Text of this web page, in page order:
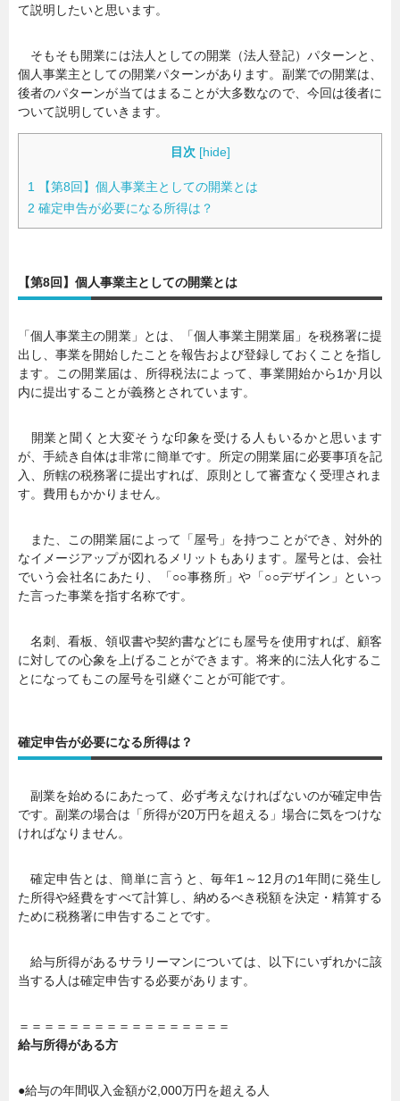
て説明したいと思います。
そもそも開業には法人としての開業（法人登記）パターンと、
個人事業主としての開業パターンがあります。副業での開業は、
後者のパターンが当てはまることが大多数なので、今回は後者に
ついて説明していきます。
目次 [hide]
1 【第8回】個人事業主としての開業とは
2 確定申告が必要になる所得は？
【第8回】個人事業主としての開業とは
「個人事業主の開業」とは、「個人事業主開業届」を税務署に提
出し、事業を開始したことを報告および登録しておくことを指し
ます。この開業届は、所得税法によって、事業開始から1か月以
内に提出することが義務とされています。
開業と聞くと大変そうな印象を受ける人もいるかと思います
が、手続き自体は非常に簡単です。所定の開業届に必要事項を記
入、所轄の税務署に提出すれば、原則として審査なく受理されま
す。費用もかかりません。
また、この開業届によって「屋号」を持つことができ、対外的
なイメージアップが図れるメリットもあります。屋号とは、会社
でいう会社名にあたり、「○○事務所」や「○○デザイン」といっ
た言った事業を指す名称です。
名刺、看板、領収書や契約書などにも屋号を使用すれば、顧客
に対しての心象を上げることができます。将来的に法人化するこ
とになってもこの屋号を引継ぐことが可能です。
確定申告が必要になる所得は？
副業を始めるにあたって、必ず考えなければないのが確定申告
です。副業の場合は「所得が20万円を超える」場合に気をつけな
ければなりません。
確定申告とは、簡単に言うと、毎年1～12月の1年間に発生し
た所得や経費をすべて計算し、納めるべき税額を決定・精算する
ために税務署に申告することです。
給与所得があるサラリーマンについては、以下にいずれかに該
当する人は確定申告する必要があります。
＝＝＝＝＝＝＝＝＝＝＝＝＝＝＝＝＝
給与所得がある方
●給与の年間収入金額が2,000万円を超える人